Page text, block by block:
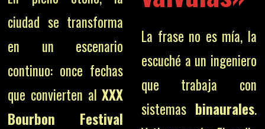
ciudad se transforma
en un escenario
continuo: once fechas
que convierten alXXX
Bourbon Festival
La frase no es mía, la
escuché a un ingeniero
que trabaja con
sistemas binaurales.